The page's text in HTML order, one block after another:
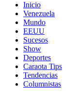
Inicio
Venezuela
Mundo
EEUU
Sucesos
Show
Deportes
Caraota Tips
Tendencias
Columnistas